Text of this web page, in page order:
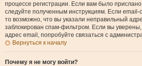
процессе регистрации. Если вам было
следуйте полученным инструкциям. Если
то возможно, что вы указали неправильный
заблокирован спам-фильтром. Если вы
адрес email, попробуйте связаться с
Вернуться к началу
Почему я не могу войти?